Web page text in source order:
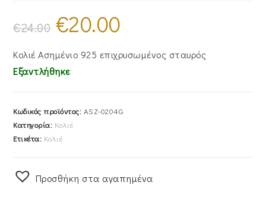
€24.00
Original
price
was:
€20.00
€20.00.
Κολιέ Ασημένιο 925 επιχρυσωμένος σταυρός
Εξαντλήθηκε
Κωδικός προϊόντος: ASZ-0204G
Κατηγορία: Κολιέ
Ετικέτα: Κολιέ
Προσθήκη στα αγαπημένα